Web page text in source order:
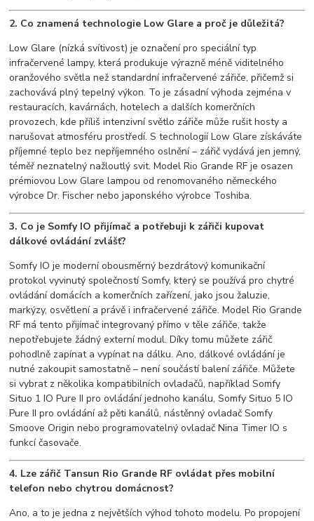
2. Co znamená technologie Low Glare a proč je důležitá?
Low Glare (nízká svítivost) je označení pro speciální typ
infračervené lampy, která produkuje výrazně méně viditelného
oranžového světla než standardní infračervené zářiče, přičemž si
zachovává plný tepelný výkon. To je zásadní výhoda zejména v
restauracích, kavárnách, hotelech a dalších komerčních
provozech, kde příliš intenzivní světlo zářiče může rušit hosty a
narušovat atmosféru prostředí. S technologií Low Glare získáváte
příjemné teplo bez nepříjemného oslnění – zářič vydává jen jemný,
téměř neznatelný nažloutlý svit. Model Rio Grande RF je osazen
prémiovou Low Glare lampou od renomovaného německého
výrobce Dr. Fischer nebo japonského výrobce Toshiba.
3. Co je Somfy IO přijímač a potřebuji k zářiči kupovat
dálkové ovládání zvlášť?
Somfy IO je moderní obousměrný bezdrátový komunikační
protokol vyvinutý společností Somfy, který se používá pro chytré
ovládání domácích a komerčních zařízení, jako jsou žaluzie,
markýzy, osvětlení a právě i infračervené zářiče. Model Rio Grande
RF má tento přijímač integrovaný přímo v těle zářiče, takže
nepotřebujete žádný externí modul. Díky tomu můžete zářič
pohodlně zapínat a vypínat na dálku. Ano, dálkové ovládání je
nutné zakoupit samostatně – není součástí balení zářiče. Můžete
si vybrat z několika kompatibilních ovladačů, například Somfy
Situo 1 IO Pure II pro ovládání jednoho kanálu, Somfy Situo 5 IO
Pure II pro ovládání až pěti kanálů, nástěnný ovladač Somfy
Smoove Origin nebo programovatelný ovladač Nina Timer IO s
funkcí časovače.
4. Lze zářič Tansun Rio Grande RF ovládat přes mobilní
telefon nebo chytrou domácnost?
Ano, a to je jedna z největších výhod tohoto modelu. Po propojení